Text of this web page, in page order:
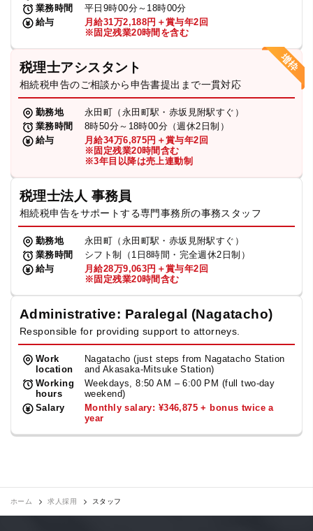
業務時間
平日9時00分～18時00分
給与
月給31万2,188円＋賞与年2回
※固定残業20時間を含む
税理士アシスタント
相続税申告のご相談から申告書提出まで一貫対応
勤務地
永田町（永田町駅・赤坂見附駅すぐ）
業務時間
8時50分～18時00分（週休2日制）
給与
月給34万6,875円＋賞与年2回
※固定残業20時間含む
※3年目以降は売上連動制
税理士法人 事務員
相続税申告をサポートする専門事務所の事務スタッフ
勤務地
永田町（永田町駅・赤坂見附駅すぐ）
業務時間
シフト制（1日8時間・完全週休2日制）
給与
月給28万9,063円＋賞与年2回
※固定残業20時間含む
Administrative: Paralegal (Nagatacho)
Responsible for providing support to attorneys.
Work
location
Nagatacho (just steps from Nagatacho Station
and Akasaka-Mitsuke Station)
Working
hours
Weekdays, 8:50 AM – 6:00 PM (full two-day
weekend)
Salary
Monthly salary: ¥346,875 + bonus twice a
year
ホーム 求人採用 スタッフ